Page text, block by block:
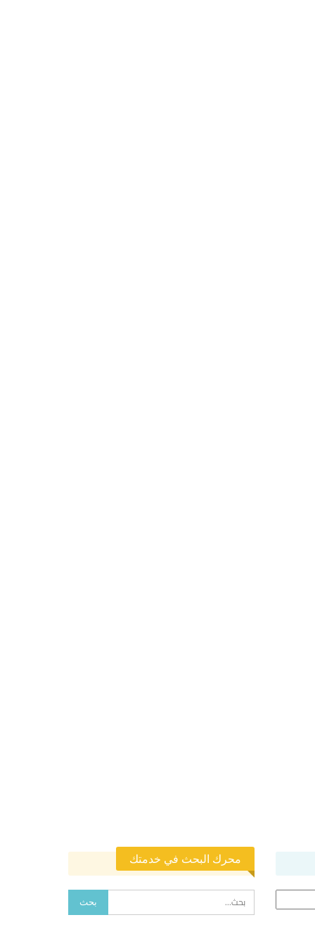
محرك البحث في خدمتك